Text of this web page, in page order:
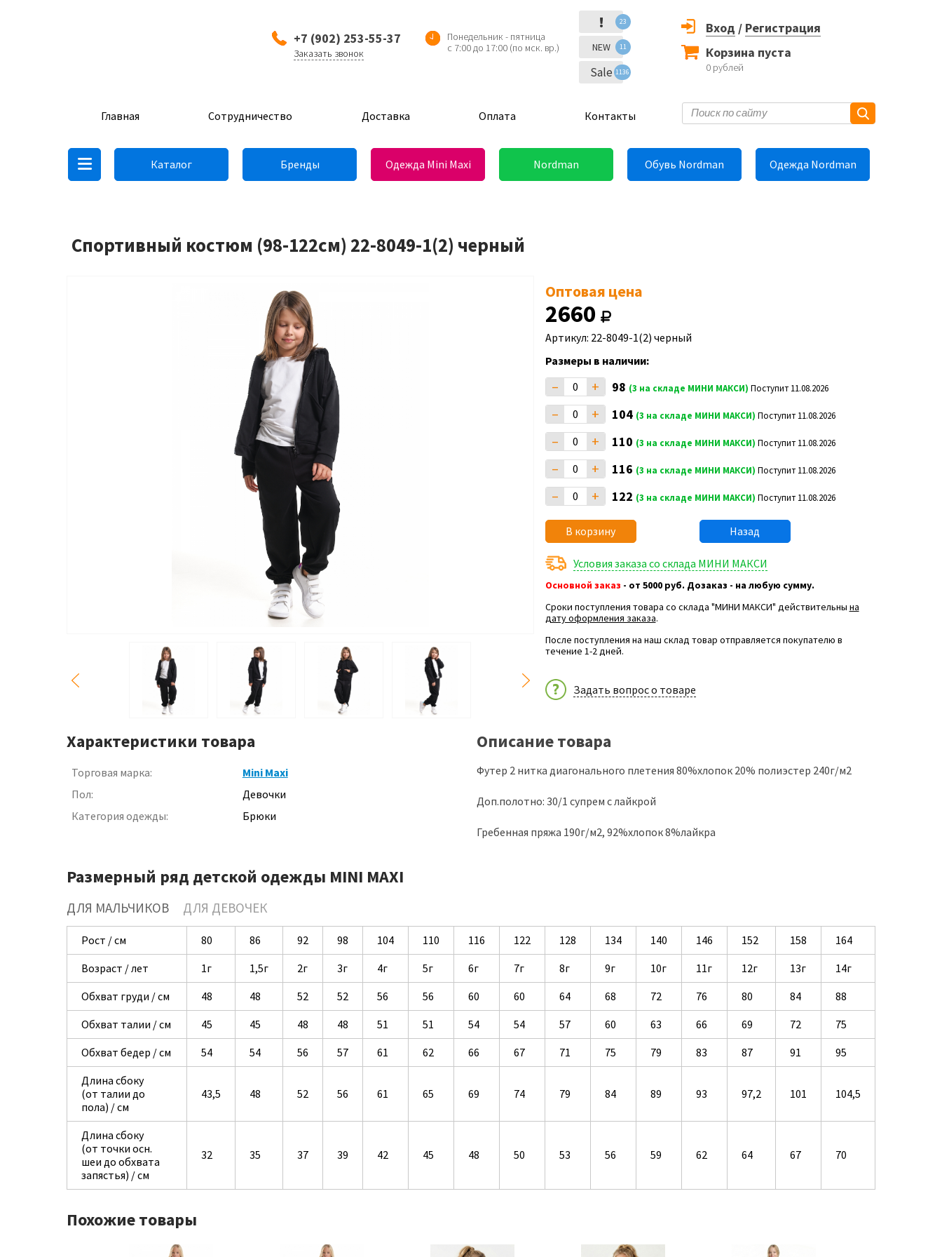
+7 (902) 253-55-37
Заказать звонок
Понедельник - пятница
с 7:00 до 17:00 (по мск. вр.)
! 23
NEW 11
Sale 1136
Вход / Регистрация
Корзина пуста
0 рублей
Главная Сотрудничество Доставка Оплата Контакты
Каталог Бренды Одежда Mini Maxi Nordman Обувь Nordman Одежда Nordman
Спортивный костюм (98-122см) 22-8049-1(2) черный
Оптовая цена
2660
Артикул: 22-8049-1(2) черный
Размеры в наличии:
– + 98 (3 на складе МИНИ МАКСИ) Поступит 11.08.2026
– + 104 (3 на складе МИНИ МАКСИ) Поступит 11.08.2026
– + 110 (3 на складе МИНИ МАКСИ) Поступит 11.08.2026
– + 116 (3 на складе МИНИ МАКСИ) Поступит 11.08.2026
– + 122 (3 на складе МИНИ МАКСИ) Поступит 11.08.2026
В корзину Назад
Условия заказа со склада МИНИ МАКСИ
Основной заказ - от 5000 руб. Дозаказ - на любую сумму.
Сроки поступления товара со склада "МИНИ МАКСИ" действительны на
дату оформления заказа.
После поступления на наш склад товар отправляется покупателю в
течение 1-2 дней.
Задать вопрос о товаре
Характеристики товара
Торговая марка:
Mini Maxi
Пол:
Девочки
Категория одежды:
Брюки
Описание товара
Футер 2 нитка диагонального плетения 80%хлопок 20% полиэстер 240г/м2
Доп.полотно: 30/1 супрем с лайкрой
Гребенная пряжа 190г/м2, 92%хлопок 8%лайкра
Размерный ряд детской одежды MINI MAXI
ДЛЯ МАЛЬЧИКОВ ДЛЯ ДЕВОЧЕК
Рост / см 80 86 92 98 104 110 116 122 128 134 140 146 152 158
164
Возраст / лет
1г 1,5г 2г 3г 4г 5г 6г 7г 8г 9г 10г 11г 12г 13г
14г
Обхват груди / см
48 48 52 52 56 56 60 60 64 68 72 76 80 84
88
Обхват талии / см
45 45 48 48 51 51 54 54 57 60 63 66 69 72
75
Обхват бедер / см
54 54 56 57 61 62 66 67 71 75 79 83 87 91
95
Длина сбоку
(от талии до
пола) / см
43,5 48 52 56 61 65 69 74 79 84 89 93 97,2 101 104,5
Длина сбоку
(от точки осн.
шеи до обхвата
запястья) / см
32 35 37 39 42 45 48 50 53 56 59 62 64 67 70
Похожие товары